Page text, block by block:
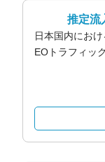
推定流
日本国内にお
EOトラフィッ